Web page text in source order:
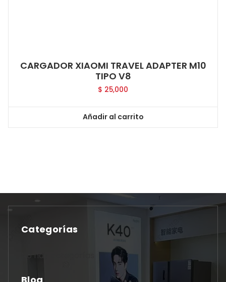
CARGADOR XIAOMI TRAVEL ADAPTER M10
TIPO V8
$ 25,000
Añadir al carrito
Categorías
No hay categorías